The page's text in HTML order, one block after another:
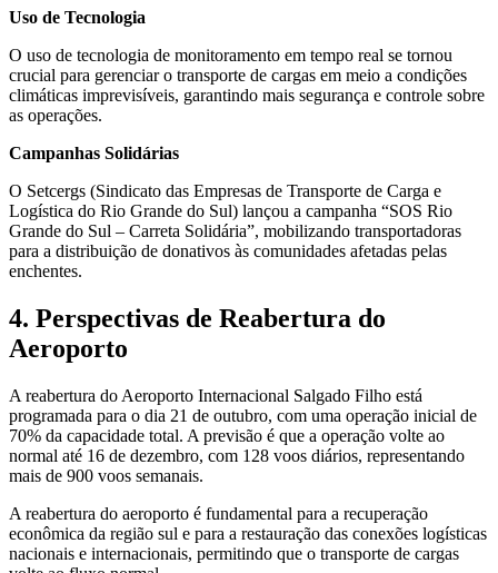
Uso de Tecnologia
O uso de tecnologia de monitoramento em tempo real se tornou
crucial para gerenciar o transporte de cargas em meio a condições
climáticas imprevisíveis, garantindo mais segurança e controle sobre
as operações.
Campanhas Solidárias
O Setcergs (Sindicato das Empresas de Transporte de Carga e
Logística do Rio Grande do Sul) lançou a campanha “SOS Rio
Grande do Sul – Carreta Solidária”, mobilizando transportadoras
para a distribuição de donativos às comunidades afetadas pelas
enchentes.
4. Perspectivas de Reabertura do
Aeroporto
A reabertura do Aeroporto Internacional Salgado Filho está
programada para o dia 21 de outubro, com uma operação inicial de
70% da capacidade total. A previsão é que a operação volte ao
normal até 16 de dezembro, com 128 voos diários, representando
mais de 900 voos semanais.
A reabertura do aeroporto é fundamental para a recuperação
econômica da região sul e para a restauração das conexões logísticas
nacionais e internacionais, permitindo que o transporte de cargas